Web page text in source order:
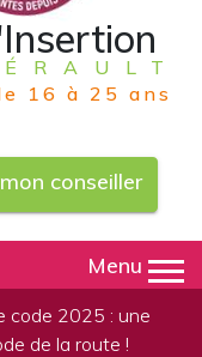
16 à 25 ans
conseiller
Menu
code 2025 : une
de la route !